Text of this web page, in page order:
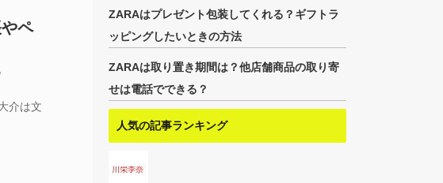
ペ
介は文
ZARAはプレゼント包装してくれる？ギフトラ
ッピングしたいときの方法
ZARAは取り置き期間は？他店舗商品の取り寄
せは電話でできる？
人気の記事ランキング